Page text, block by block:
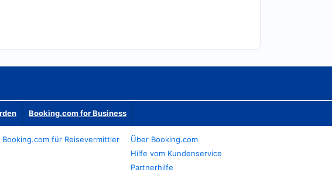
Booking.com for Business
Booking.com für Reisevermittler
Über Booking.com
Hilfe vom Kundenservice
Partnerhilfe